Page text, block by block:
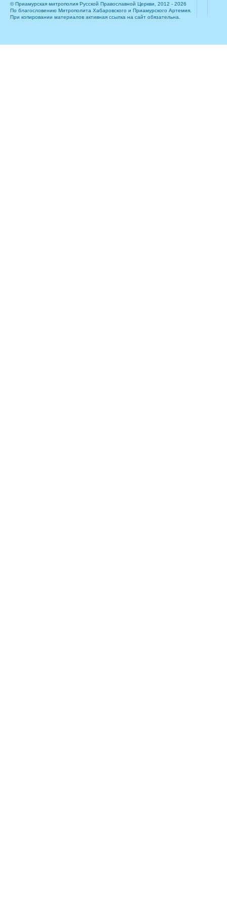
© Приамурская митрополия Русской Православной Церкви, 2012 - 2026
По благословению Митрополита Хабаровского и Приамурского Артемия.
При копировании материалов активная ссылка на сайт обязательна.